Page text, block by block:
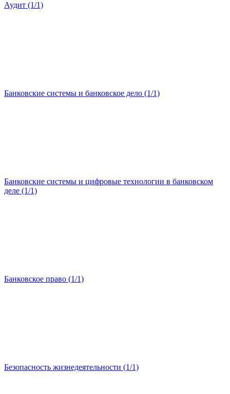
Аудит (1/1)
Банковские системы и банковское дело (1/1)
Банковские системы и цифровые технологии в банковском
деле (1/1)
Банковское право (1/1)
Безопасность жизнедеятельности (1/1)